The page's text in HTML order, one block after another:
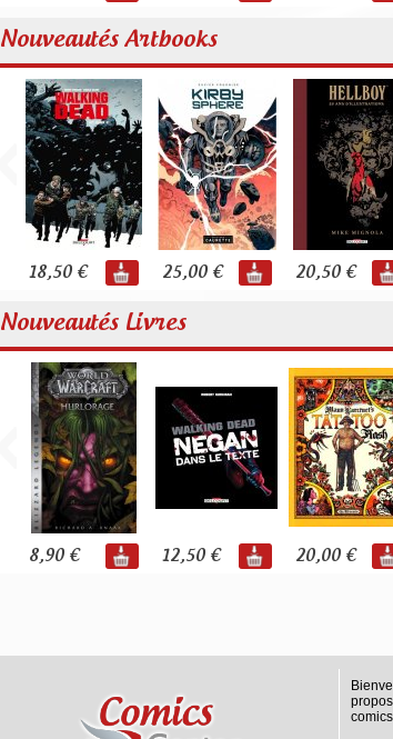
Nouveautés Artbooks
18,50 € 25,00 € 20,50 €
Nouveautés Livres
8,90 € 12,50 € 20,00 €